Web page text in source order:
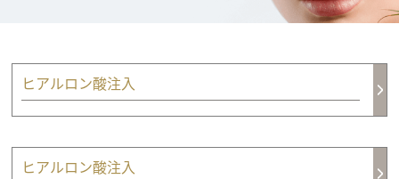
ヒアルロン酸注入
ヒアルロン酸注入